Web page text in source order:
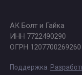
АК Болт и Гайка
ИНН 7722490290
ОГРН 1207700269260
Поддержка.